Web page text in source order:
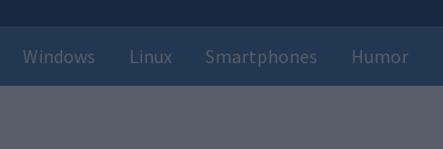
Windows Linux Smartphones Humor